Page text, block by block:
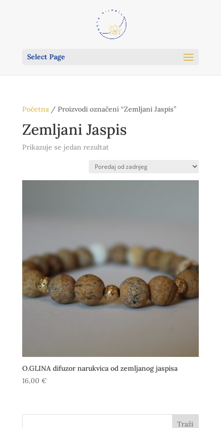
Select Page
Početna/ Proizvodi označeni “Zemljani Jaspis”
Zemljani Jaspis
Prikazuje se jedan rezultat
O.GLINA difuzor narukvica od zemljanog jaspisa
16,00 €
Traži